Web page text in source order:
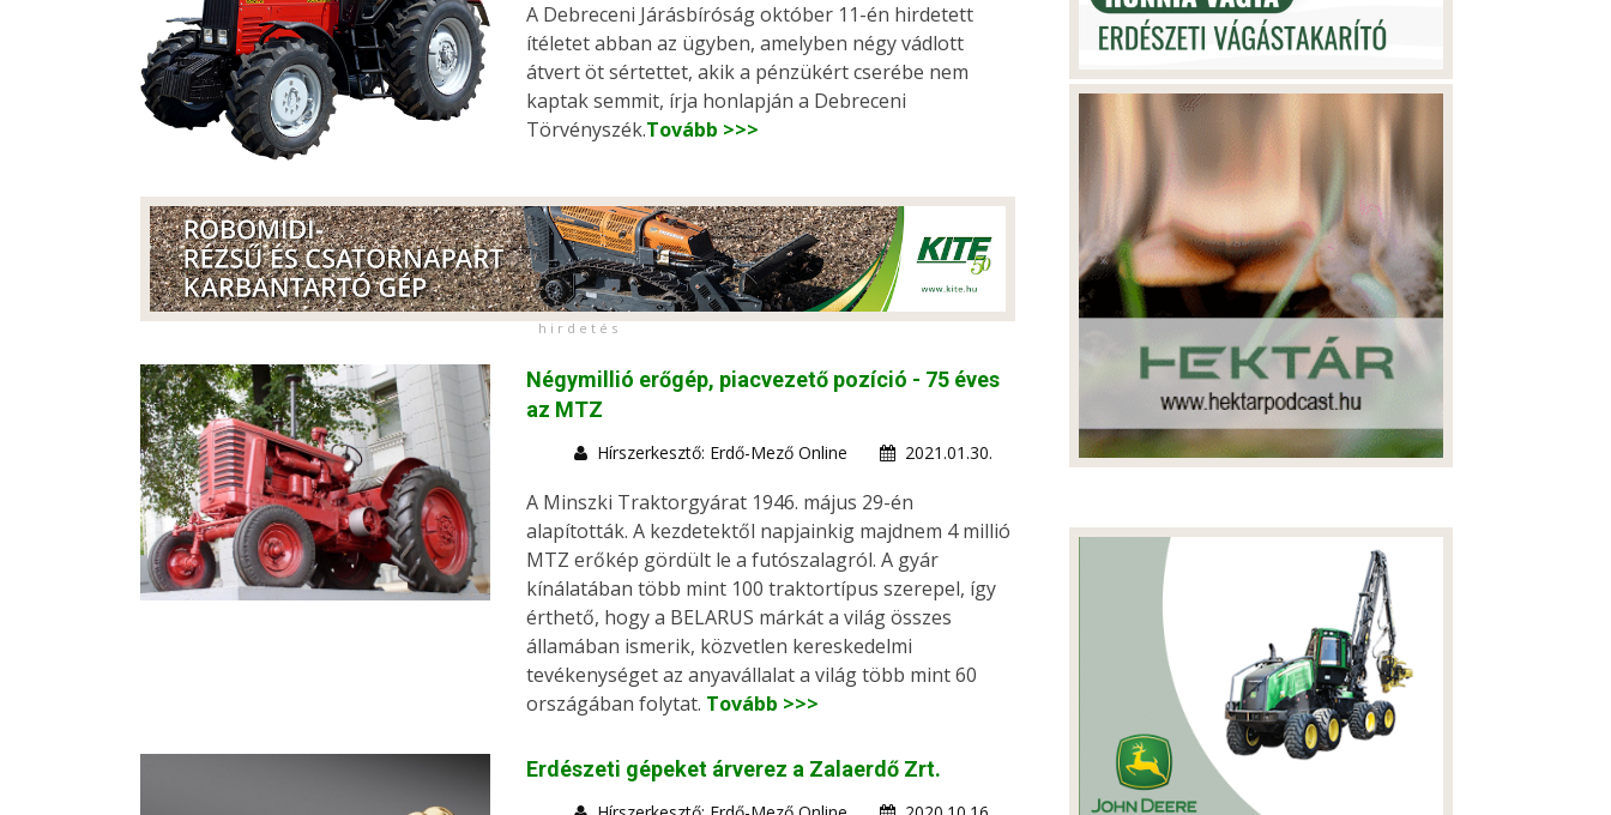
A Debreceni Járásbíróság október 11-én hirdetett
ítéletet abban az ügyben, amelyben négy vádlott
átvert öt sértettet, akik a pénzükért cserébe nem
kaptak semmit, írja honlapján a Debreceni
Törvényszék.Tovább >>>
h i r d e t é s
Négymillió erőgép, piacvezető pozíció - 75 éves
az MTZ
Hírszerkesztő: Erdő-Mező Online 2021.01.30.
A Minszki Traktorgyárat 1946. május 29-én
alapították. A kezdetektől napjainkig majdnem 4 millió
MTZ erőkép gördült le a futószalagról. A gyár
kínálatában több mint 100 traktortípus szerepel, így
érthető, hogy a BELARUS márkát a világ összes
államában ismerik, közvetlen kereskedelmi
tevékenységet az anyavállalat a világ több mint 60
országában folytat. Tovább >>>
Erdészeti gépeket árverez a Zalaerdő Zrt.